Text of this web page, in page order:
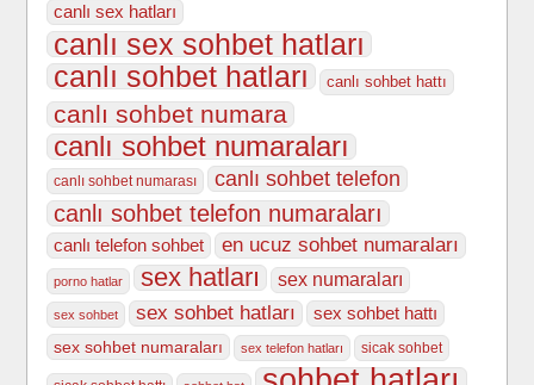
canlı sex hatları
canlı sex sohbet hatları
canlı sohbet hatları
canlı sohbet hattı
canlı sohbet numara
canlı sohbet numaraları
canlı sohbet numarası canlı sohbet telefon
canlı sohbet telefon numaraları
canlı telefon sohbet en ucuz sohbet numaraları
porno hatlar sex hatları sex numaraları
sex sohbet sex sohbet hatları
sex sohbet hattı
sex sohbet numaraları
sex telefon hatları sicak sohbet